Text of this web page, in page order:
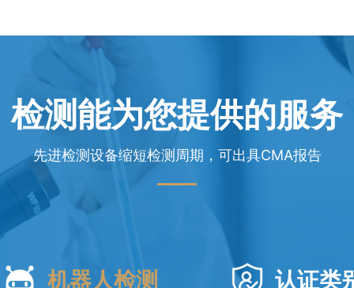
检测能为您提供的服务
先进检测设备缩短检测周期，可出具CMA报告
机器人检测 认证类